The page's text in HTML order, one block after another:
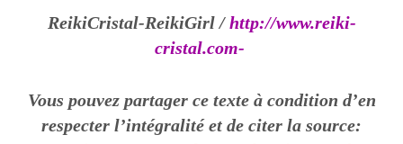
ReikiCristal-ReikiGirl / http://www.reiki-
cristal.com-
Vous pouvez partager ce texte à condition d’en
respecter l’intégralité et de citer la source: